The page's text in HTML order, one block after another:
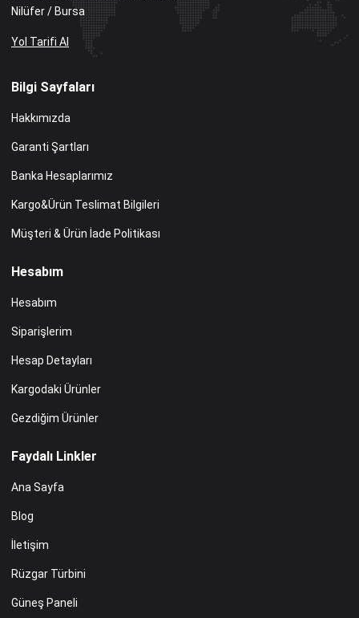
Nilüfer / Bursa
Yol Tarifi Al
Bilgi Sayfaları
Hakkımızda
Garanti Şartları
Banka Hesaplarımız
Kargo&Ürün Teslimat Bilgileri
Müşteri & Ürün İade Politikası
Hesabım
Hesabım
Siparişlerim
Hesap Detayları
Kargodaki Ürünler
Gezdiğim Ürünler
Faydalı Linkler
Ana Sayfa
Blog
İletişim
Rüzgar Türbini
Güneş Paneli